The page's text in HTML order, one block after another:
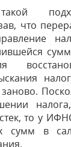
что
то у
сумм в